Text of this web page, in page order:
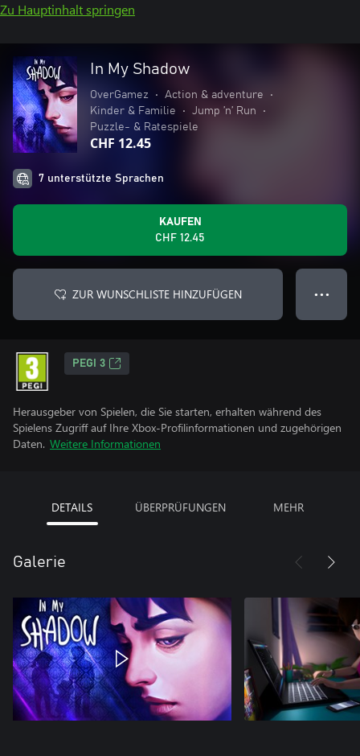
Zu Hauptinhalt springen
In My Shadow
OverGamez • Action & adventure
•
Kinder & Familie
• Jump ’n’ Run
•
Puzzle- & Ratespiele
CHF 12.45
7 unterstützte Sprachen
KAUFEN
CHF 12.45
ZUR WUNSCHLISTE HINZUFÜGEN ● ● ●
PEGI 3
Herausgeber von Spielen, die Sie starten, erhalten während des
Spielens Zugriff auf Ihre Xbox-Profilinformationen und zugehörigen
Daten. Weitere Informationen
DETAILS ÜBERPRÜFUNGEN MEHR
Galerie